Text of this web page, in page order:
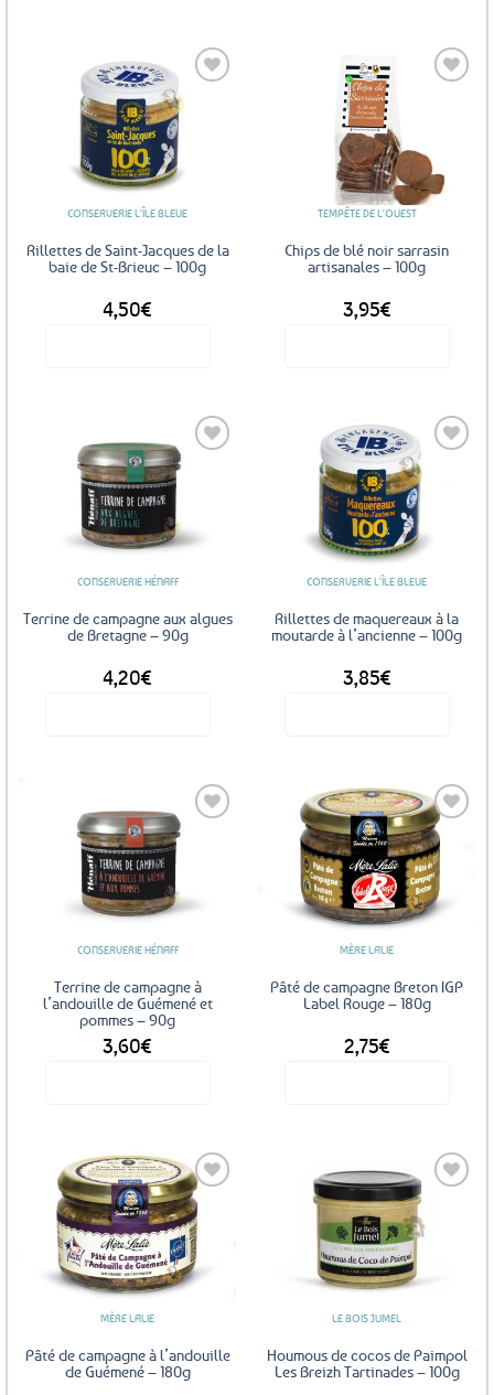
CONSERVERIE L'ÎLE BLEUE
Rillettes de Saint-Jacques de la
baie de St-Brieuc – 100g
4,50€
favoris
TEMPÊTE DE L'OUEST
Chips de blé noir sarrasin
artisanales – 100g
3,95€
favoris
CONSERVERIE HÉNAFF
Terrine de campagne aux algues
de Bretagne – 90g
4,20€
CONSERVERIE L'ÎLE BLEUE
Rillettes de maquereaux à la
moutarde à l’ancienne – 100g
3,85€
favoris
CONSERVERIE HÉNAFF
Terrine de campagne à
l’andouille de Guémené et
pommes – 90g
3,60€
Ajouter
aux
favoris
MÈRE LALIE
Pâté de campagne Breton IGP
Label Rouge – 180g
2,75€
Ajouter
aux
favoris
MÈRE LALIE
Pâté de campagne à l’andouille
de Guémené – 180g
Ajouter
LE BOIS JUMEL
Houmous de cocos de Paimpol
Les Breizh Tartinades – 100g